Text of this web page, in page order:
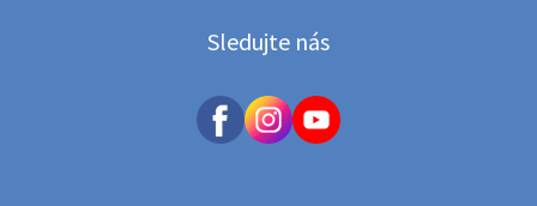
osteopatie, MVDr. Hana
2022-2024 Výcvik
Neuroenergetická práce s
Sledujte nás